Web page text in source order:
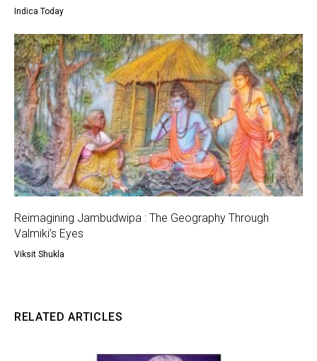
Indica Today
Reimagining Jambudwipa : The Geography Through
Valmiki’s Eyes
Viksit Shukla
RELATED ARTICLES